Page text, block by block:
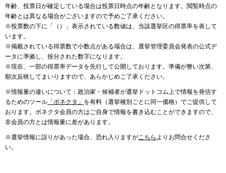
年齢、投票日が確定している場合は投票日時点の年齢となります。閲覧時点の
年齢とは異なる場合がございますので予めご了承ください。
※投票数の下に「（）」表示されている数値は、当該選挙区の得票率を表して
います。
※掲載されている得票数で小数点がある場合は、選挙管理委員会発表の公式デ
ータに準拠し、按分された数字になります。
※現在、一部の得票率データを先行して公開しております。準備が整い次第、
順次反映してまいりますので、あらかじめご了承ください。
※情報量の違いについて：政治家・候補者が選挙ドットコム上で情報を発信す
るためのツール 「ボネクタ」 を有料（選挙種別ごとに同一価格）でご提供して
おります。ボネクタ会員の方はご自身で情報を書き込むことができますので、
非会員の方とは情報量に差があります。
※選挙情報に誤りがあった場合、恐れ入りますがこちら よりお問合せくださ
い。